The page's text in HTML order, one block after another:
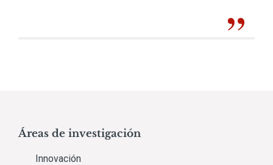
Áreas de investigación
Innovación